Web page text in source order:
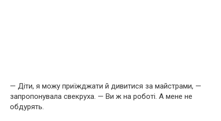
— Діти, я можу приїжджати й дивитися за майстрами, —
запропонувала свекруха. — Ви ж на роботі. А мене не
обдурять.